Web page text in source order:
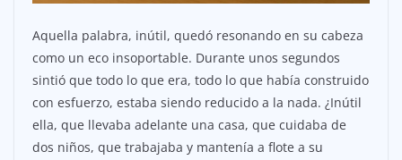
Aquella palabra, inútil, quedó resonando en su cabeza
como un eco insoportable. Durante unos segundos
sintió que todo lo que era, todo lo que había construido
con esfuerzo, estaba siendo reducido a la nada. ¿Inútil
ella, que llevaba adelante una casa, que cuidaba de
dos niños, que trabajaba y mantenía a flote a su